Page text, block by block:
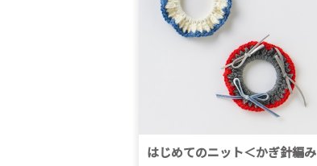
はじめてのニット＜かぎ針編み